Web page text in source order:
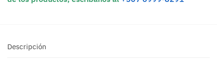
Descripción